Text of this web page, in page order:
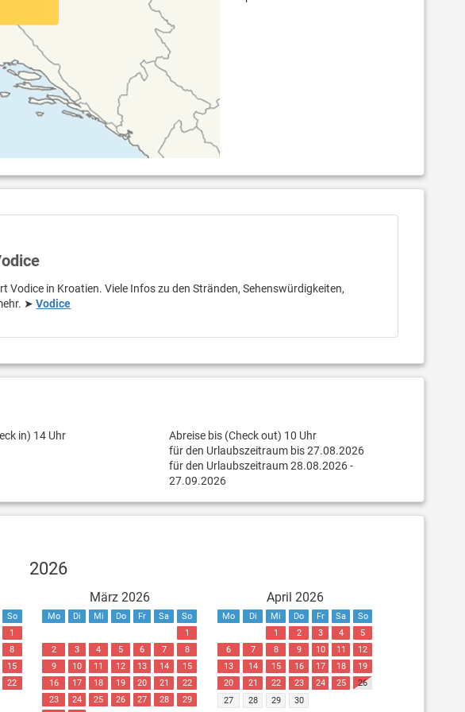
Vodice in Kroatien. Viele Infos zu den Stränden, Sehenswürdigkeiten,
➤Vodice
in) 14 Uhr
Abreise bis (Check out) 10 Uhr
für den Urlaubszeitraum bis 27.08.2026
für den Urlaubszeitraum 28.08.2026 -
27.09.2026
2026
So
1
8
15
22
März 2026
Mo Di Mi Do Fr Sa
So
1
2
3 4 5 6 7
8
9
10 11 12 13 14
15
16
17 18 19 20 21
22
23
24 25 26 27 28
29
April 2026
Mo Di Mi Do Fr Sa
So
1
2 3 4
5
6
7 8 9 10 11
12
13
14 15 16 17 18
19
20
21 22 23 24 25
26
27
28 29 30